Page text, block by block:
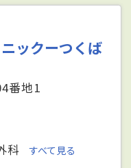
ックーつくば
番地1
科 すべて見る